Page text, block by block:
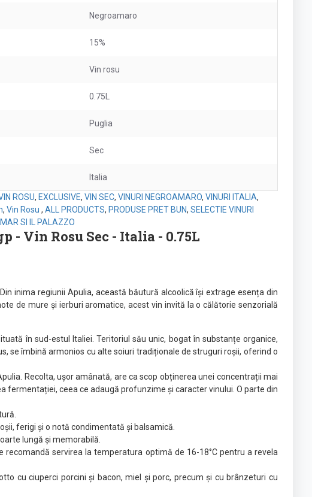
Negroamaro
15%
Vin rosu
0.75L
Puglia
Sec
Italia
ROSU, EXCLUSIVE, VIN SEC, VINURI NEGROAMARO, VINURI ITALIA,
, Vin Rosu , ALL PRODUCTS, PRODUSE PRET BUN, SELECTIE VINURI
SI IL PALAZZO
- Vin Rosu Sec - Italia - 0.75L
inima regiunii Apulia, această băutură alcoolică își extrage esența din
de mure și ierburi aromatice, acest vin invită la o călătorie senzorială
în sud-estul Italiei. Teritoriul său unic, bogat în substanțe organice,
se îmbină armonios cu alte soiuri tradiționale de struguri roșii, oferind o
Recolta, ușor amânată, are ca scop obținerea unei concentrații mai
fermentației, ceea ce adaugă profunzime și caracter vinului. O parte din
ferigi și o notă condimentată și balsamică.
lungă și memorabilă.
servirea la temperatura optimă de 16-18°C pentru a revela
cu ciuperci porcini și bacon, miel și porc, precum și cu brânzeturi cu